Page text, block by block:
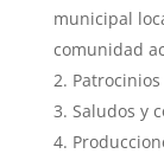
municipal
comunidad
Saludos y